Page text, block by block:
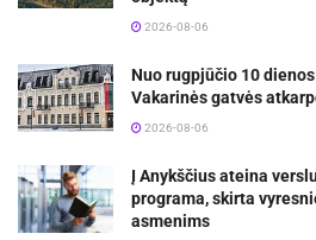
2026-08-06
Nuo rugpjūčio 10
Vakarinės gatvės
2026-08-06
Į Anykščius ateina
programa, skirta
asmenims